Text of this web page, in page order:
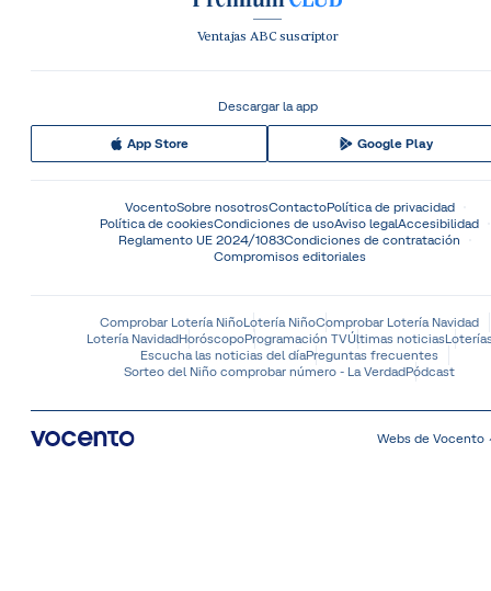
Ventajas ABC suscriptor
Descargar la app
App Store Google Play
VocentoSobre nosotrosContactoPolítica de privacidad
Política de cookiesCondiciones de usoAviso legalAccesibilidad
Reglamento UE 2024/1083Condiciones de contratación
Compromisos editoriales
Comprobar Lotería NiñoLotería NiñoComprobar Lotería Navidad
Lotería NavidadHoróscopoProgramación TVÚltimas noticias
Escucha las noticias del díaPreguntas frecuentes
Sorteo del Niño comprobar número - La VerdadPódcast
Webs de Vocento